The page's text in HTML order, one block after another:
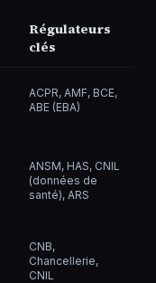
Régulateurs
clés
ACPR, AMF, BCE,
ABE (EBA)
ANSM, HAS, CNIL
(données de
santé), ARS
CNB,
Chancellerie,
CNIL